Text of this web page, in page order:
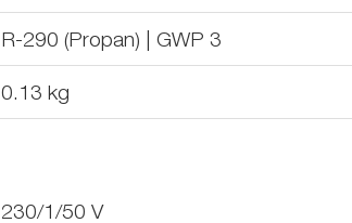
R-290 (Propan) | GWP 3
0.13 kg
230/1/50 V